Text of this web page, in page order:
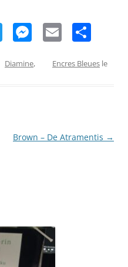
T
itt
M
ss
er
E
ai ta
Diamine, Encres Bleues le
Brown – De Atramentis →